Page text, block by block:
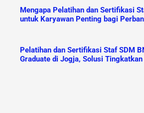
Mengapa Pelatihan dan Sertifikasi
untuk Karyawan Penting bagi
Pelatihan dan Sertifikasi Staf SDM
Graduate di Jogja, Solusi